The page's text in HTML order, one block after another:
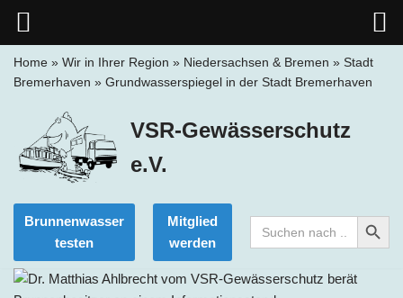
springen
Home » Wir in Ihrer Region » Niedersachsen & Bremen » Stadt
Bremerhaven » Grundwasserspiegel in der Stadt Bremerhaven
VSR-Gewässerschutz
e.V.
Brunnenwasser
testen
Mitglied
werden
Search
for:
Search Button